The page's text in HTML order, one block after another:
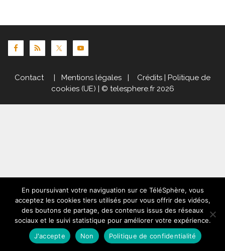
Contact| Mentions légales | Crédits | Politique de
cookies (UE) | © telesphere.fr 2026
En poursuivant votre naviguation sur ce TéléSphère, vous
acceptez les cookies tiers utilisés pour vous offrir des vidéos,
des boutons de partage, des contenus issus des réseaux
sociaux et le suivi statistique pour améliorer votre expérience.
J'accepte
Non Politique de confidentialité